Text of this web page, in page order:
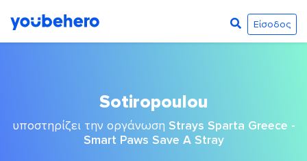
Είσοδος
Sotiropoulou
υποστηρίζει την οργάνωση Strays Sparta Greece -
Smart Paws Save A Stray